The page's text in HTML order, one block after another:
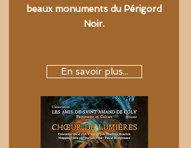
beaux monuments du Périgord
Noir.
En savoir plus...